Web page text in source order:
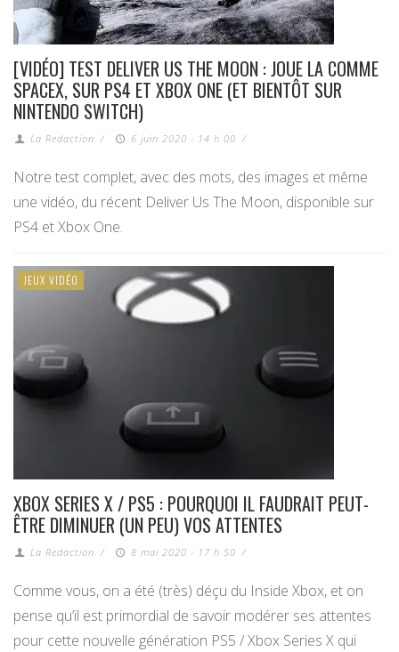
[VIDÉO] TEST DELIVER US THE MOON : JOUE LA COMME
SPACEX, SUR PS4 ET XBOX ONE (ET BIENTÔT SUR
NINTENDO SWITCH)
La Redaction / 6 juin 2020 - 14 h 00 /
Notre test complet, avec des mots, des images et même
une vidéo, du récent Deliver Us The Moon, disponible sur
PS4 et Xbox One.
JEUX VIDÉO
XBOX SERIES X / PS5 : POURQUOI IL FAUDRAIT PEUT-
ÊTRE DIMINUER (UN PEU) VOS ATTENTES
La Redaction / 8 mai 2020 - 17 h 50 /
Comme vous, on a été (très) déçu du Inside Xbox, et on
pense qu’il est primordial de savoir modérer ses attentes
pour cette nouvelle génération PS5 / Xbox Series X qui